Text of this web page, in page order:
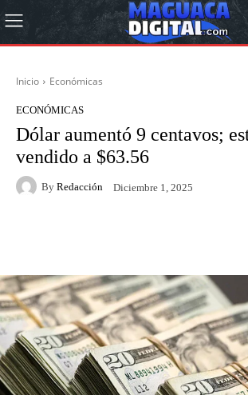
Inicio Económicas
ECONÓMICAS
Dólar aumentó 9 centavos;
vendido a $63.56
By Redacción Diciembre 1, 2025